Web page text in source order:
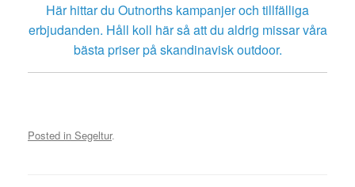
Här hittar du Outnorths kampanjer och tillfälliga
erbjudanden. Håll koll här så att du aldrig missar våra
bästa priser på skandinavisk outdoor.
Posted in Segeltur.